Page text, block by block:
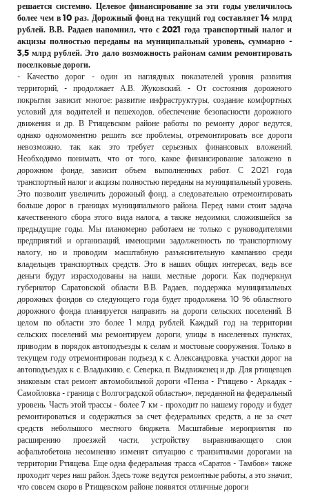
решается системно. Целевое финансирование за эти годы увеличилось
более чем в 10 раз. Дорожный фонд на текущий год составляет 14 млрд
рублей. В.В. Радаев напомнил, что с 2021 года транспортный налог и
акцизы полностью переданы на муниципальный уровень, суммарно -
3,5 млрд рублей. Это дало возможность районам самим ремонтировать
поселковые дороги.
- Качество дорог - один из наглядных показателей уровня развития
территорий, - продолжает А.В. Жуковский. - От состояния дорожного
покрытия зависит многое: развитие инфраструктуры, создание комфортных
условий для водителей и пешеходов, обеспечение безопасности дорожного
движения и др. В Ртищевском районе работы по ремонту дорог ведутся,
однако одномоментно решить все проблемы, отремонтировать все дороги
невозможно, так как это требует серьезных финансовых вложений.
Необходимо понимать, что от того, какое финансирование заложено в
дорожном фонде, зависит объем выполненных работ. С 2021 года
транспортный налог и акцизы полностью переданы на муниципальный уровень.
Это позволит увеличить дорожный фонд, а следовательно отремонтировать
больше дорог в границах муниципального района. Перед нами стоит задача
качественного сбора этого вида налога, а также недоимки, сложившейся за
предыдущие годы. Мы планомерно работаем не только с руководителями
предприятий и организаций, имеющими задолженность по транспортному
налогу, но и проводим масштабную разъяснительную кампанию среди
владельцев транспортных средств. Это в наших общих интересах, ведь все
деньги будут израсходованы на наши, местные дороги. Как подчеркнул
губернатор Саратовской области В.В. Радаев, поддержка муниципальных
дорожных фондов со следующего года будет продолжена. 10 % областного
дорожного фонда планируется направить на дороги сельских поселений. В
целом по области это более 1 млрд рублей. Каждый год на территории
сельских поселений мы ремонтируем дороги, улицы в населенных пунктах,
приводим в порядок автоподъезды к селам и мостовые сооружения. Только в
текущем году отремонтирован подъезд к с. Александровка, участки дорог на
автоподъездах к с. Владыкино, с. Северка, п. Выдвиженец и др. Для ртищевцев
знаковым стал ремонт автомобильной дороги «Пенза - Ртищево - Аркадак -
Самойловка - граница с Волгоградской областью», переданной на федеральный
уровень. Часть этой трассы - более 7 км - проходит по нашему городу и будет
ремонтироваться и содержаться за счет федеральных средств, а не за счет
средств небольшого местного бюджета. Масштабные мероприятия по
расширению проезжей части, устройству выравнивающего слоя
асфальтобетона несомненно изменят ситуацию с транзитными дорогами на
территории Ртищева. Еще одна федеральная трасса «Саратов - Тамбов» также
проходит через наш район. Здесь тоже ведутся ремонтные работы, а это значит,
что совсем скоро в Ртищевском районе появятся отличные дороги